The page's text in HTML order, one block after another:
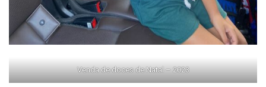
Venda de doces de Natal – 2023